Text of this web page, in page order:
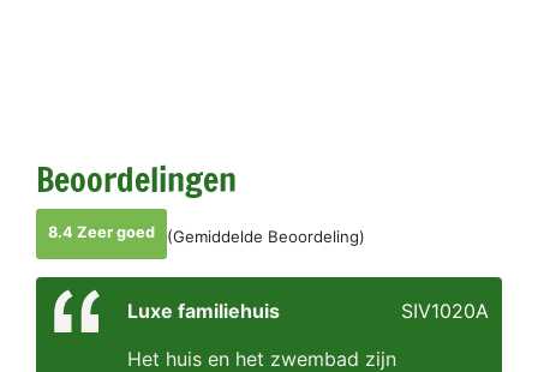
Beoordelingen
8.4 Zeer goed (Gemiddelde Beoordeling)
Luxe familiehuis
Het huis en het zwembad zijn
SIV1020A